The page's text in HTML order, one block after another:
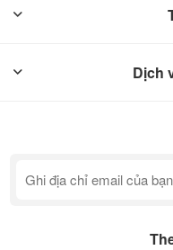
Dịch